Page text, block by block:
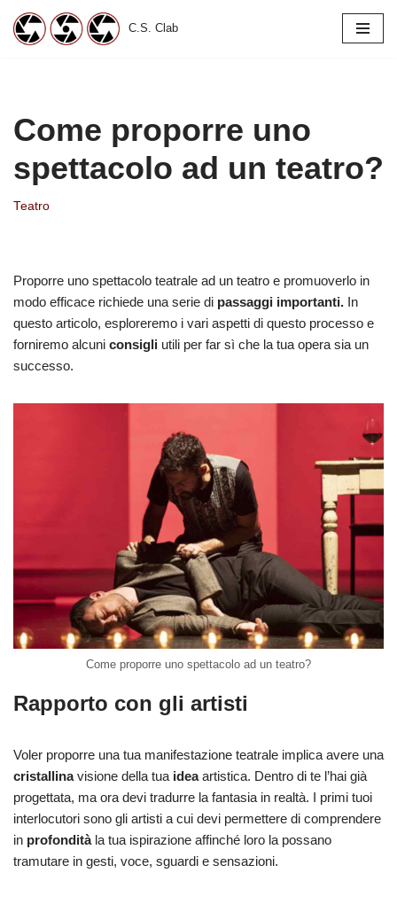
Vai
C.S. Clab
Come proporre uno
spettacolo ad un teatro?
Teatro
Proporre uno spettacolo teatrale ad un teatro e promuoverlo in
modo efficace richiede una serie di passaggi importanti. In
questo articolo, esploreremo i vari aspetti di questo processo e
forniremo alcuni consigli utili per far sì che la tua opera sia un
successo.
Come proporre uno spettacolo ad un teatro?
Rapporto con gli artisti
Voler proporre una tua manifestazione teatrale implica avere una
cristallinavisione della tua ideaartistica. Dentro di te l’hai già
progettata, ma ora devi tradurre la fantasia in realtà. I primi tuoi
interlocutori sono gli artisti a cui devi permettere di comprendere
in profonditàla tua ispirazione affinché loro la possano
tramutare in gesti, voce, sguardi e sensazioni.